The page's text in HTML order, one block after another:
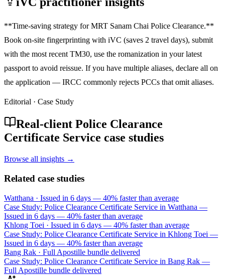
**Time-saving strategy for MRT Sanam Chai Police Clearance.**
Book on-site fingerprinting with iVC (saves 2 travel days), submit
with the most recent TM30, use the romanization in your latest
passport to avoid reissue. If you have multiple aliases, declare all on
the application — IRCC commonly rejects PCCs that omit aliases.
Editorial · Case Study
Real-client Police Clearance
Certificate Service case studies
Browse all insights →
Related case studies
Watthana · Issued in 6 days — 40% faster than average
Case Study: Police Clearance Certificate Service in Watthana —
Issued in 6 days — 40% faster than average
Khlong Toei · Issued in 6 days — 40% faster than average
Case Study: Police Clearance Certificate Service in Khlong Toei —
Issued in 6 days — 40% faster than average
Bang Rak · Full Apostille bundle delivered
Case Study: Police Clearance Certificate Service in Bang Rak —
Full Apostille bundle delivered